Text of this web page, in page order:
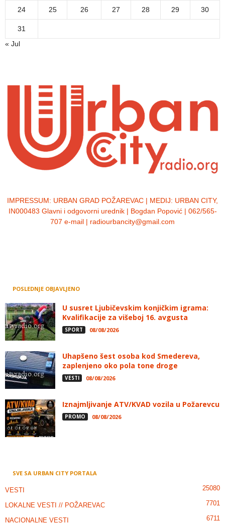
24 25 26 27 28 29 30
31
« Jul
IMPRESSUM: URBAN GRAD POŽAREVAC | MEDIJ: URBAN CITY,
IN000483 Glavni i odgovorni urednik | Bogdan Popović | 062/565-
707 e-mail | radiourbancity@gmail.com
POSLEDNJE OBJAVLJENO
U susret Ljubičevskim konjičkim igrama:
Kvalifikacije za višeboj 16. avgusta
SPORT 08/08/2026
Uhapšeno šest osoba kod Smedereva,
zaplenjeno oko pola tone droge
VESTI 08/08/2026
Iznajmljivanje ATV/KVAD vozila u Požarevcu
PROMO 08/08/2026
SVE SA URBAN CITY PORTALA
VESTI 25080
LOKALNE VESTI // POŽAREVAC 7701
NACIONALNE VESTI 6711